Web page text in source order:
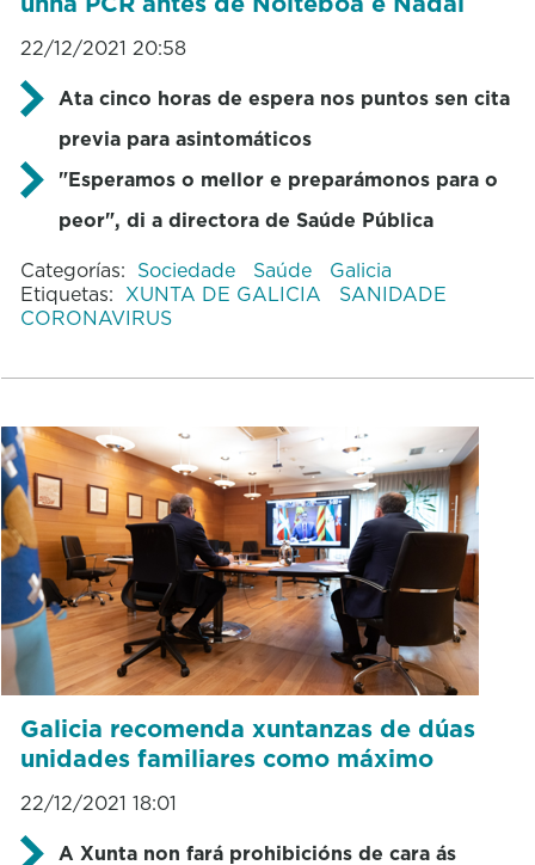
22/12/2021 20:58
Ata cinco horas de espera nos puntos sen cita
previa para asintomáticos
"Esperamos o mellor e preparámonos para o
peor", di a directora de Saúde Pública
Categorías: Sociedade Saúde
Galicia
Etiquetas: XUNTA DE GALICIA
SANIDADE
CORONAVIRUS
Galicia recomenda xuntanzas de dúas
unidades familiares como máximo
22/12/2021 18:01
A Xunta non fará prohibicións de cara ás